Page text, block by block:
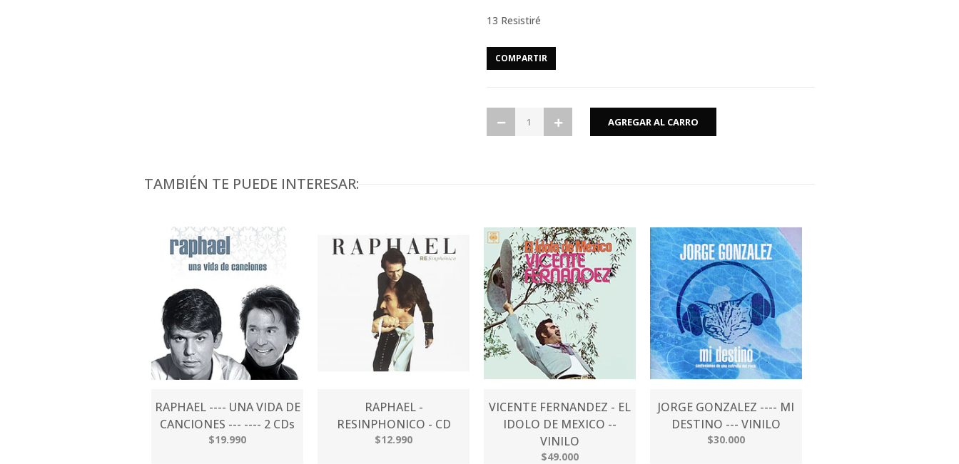
13 Resistiré
COMPARTIR
TAMBIÉN TE PUEDE INTERESAR:
RAPHAEL ---- UNA VIDA DE
CANCIONES --- ---- 2 CDs
$19.990
RAPHAEL -
RESINPHONICO - CD
$12.990
VICENTE FERNANDEZ - EL
IDOLO DE MEXICO --
VINILO
$49.000
JORGE GONZALEZ ---- MI
DESTINO --- VINILO
$30.000